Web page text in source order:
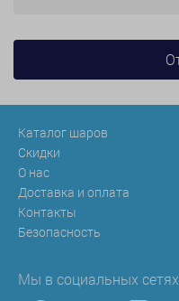
Каталог шаров
Скидки
О нас
Доставка и оплата
Контакты
Безопасность
Мы в социальных сетях